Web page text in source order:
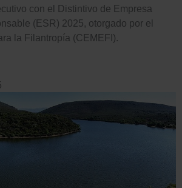
con el Distintivo de Empresa
(ESR) 2025, otorgado por el
la Filantropía (CEMEFI).